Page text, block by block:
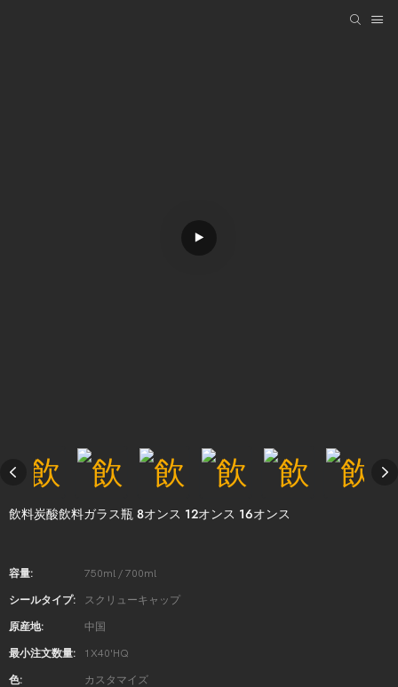
飲料炭酸飲料ガラス瓶 8オンス 12オンス 16オンス
容量: 750ml / 700ml
シールタイプ: スクリューキャップ
原産地: 中国
最小注文数量: 1X40'HQ
色: カスタマイズ